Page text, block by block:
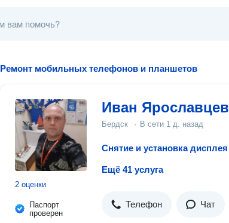
Ремонт мобильных телефонов и планшетов
2 оценки
Паспорт
проверен
Иван Ярославцев
Бердск · В сети 1 д. назад
Ещё 41 услуга
Телефон Чат